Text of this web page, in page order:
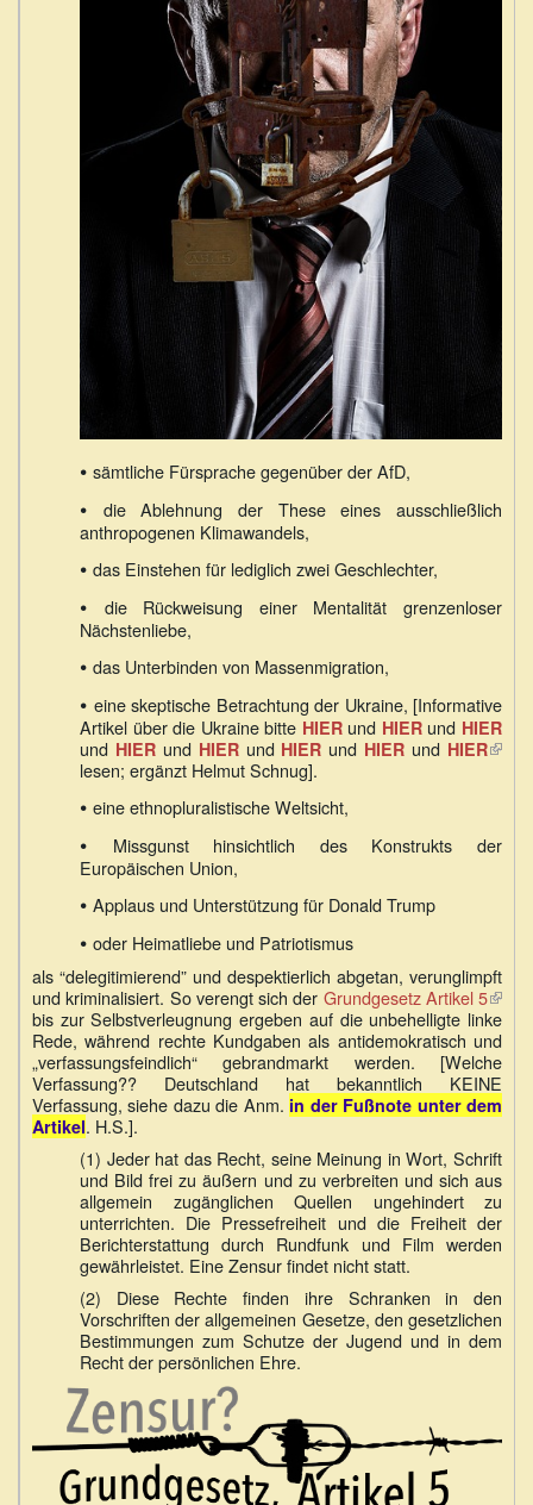
• sämtliche Fürsprache gegenüber der AfD,
•
die Ablehnung der These eines ausschließlich
anthropogenen Klimawandels,
• das Einstehen für lediglich zwei Geschlechter,
•
die Rückweisung einer Mentalität grenzenloser
Nächstenliebe,
• das Unterbinden von Massenmigration,
• eine skeptische Betrachtung der Ukraine, [Informative
Artikel über die Ukraine bitte HIERund HIERund HIER
und HIERund HIERund HIER und HIER und HIER(Link
lesen; ergänzt Helmut Schnug].
• eine ethnopluralistische Weltsicht,
•
Missgunst hinsichtlich des Konstrukts der
Europäischen Union,
• Applaus und Unterstützung für Donald Trump
• oder Heimatliebe und Patriotismus
als “delegitimierend” und despektierlich abgetan, verunglimpft
und kriminalisiert. So verengt sich der Grundgesetz Artikel 5(Link
ist
bis zur Selbstverleugnung ergeben auf die unbehelligte linke
Rede, während rechte Kundgaben als antidemokratisch und
„verfassungsfeindlich“ gebrandmarkt werden. [Welche
Verfassung?? Deutschland hat bekanntlich KEINE
Verfassung, siehe dazu die Anm. in der Fußnote unter dem
Artikel. H.S.].
(1) Jeder hat das Recht, seine Meinung in Wort, Schrift
und Bild frei zu äußern und zu verbreiten und sich aus
allgemein zugänglichen Quellen ungehindert zu
unterrichten. Die Pressefreiheit und die Freiheit der
Berichterstattung durch Rundfunk und Film werden
gewährleistet. Eine Zensur findet nicht statt.
(2) Diese Rechte finden ihre Schranken in den
Vorschriften der allgemeinen Gesetze, den gesetzlichen
Bestimmungen zum Schutze der Jugend und in dem
Recht der persönlichen Ehre.